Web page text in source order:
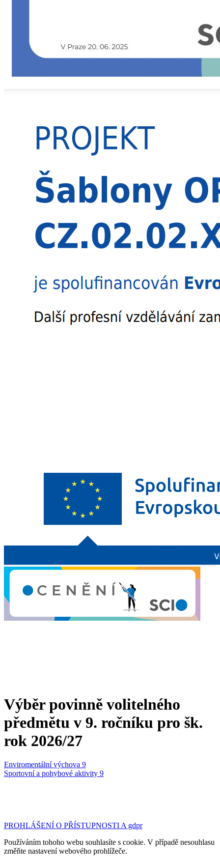
Výběr povinně volitelného
předmětu v 9. ročníku pro šk.
rok 2026/27
Enviromentální výchova 9
Sportovní a pohybové aktivity 9
PROHLÁŠENÍ O PŘÍSTUPNOSTI A gdpr
Používáním tohoho webu souhlasíte s cookie. V případě nesouhlasu
změňte nastavení webového prohlížeče.